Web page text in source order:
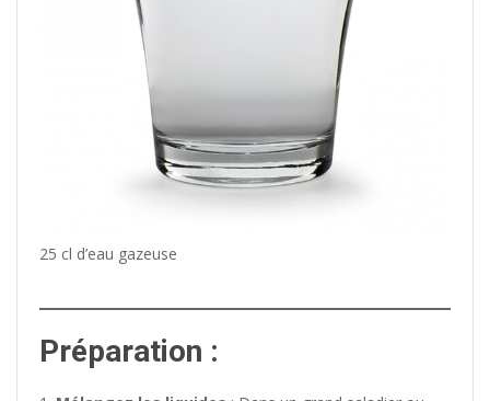
25 cl d’eau gazeuse
Préparation :